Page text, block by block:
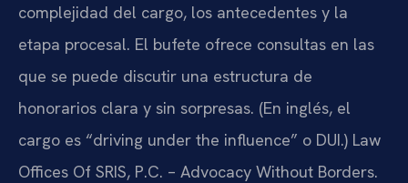
complejidad del cargo, los antecedentes y la
etapa procesal. El bufete ofrece consultas en las
que se puede discutir una estructura de
honorarios clara y sin sorpresas. (En inglés, el
cargo es “driving under the influence” o DUI.) Law
Offices Of SRIS, P.C. – Advocacy Without Borders.